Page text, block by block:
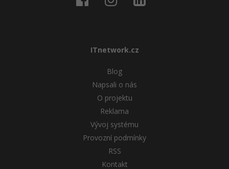
ITnetwork.cz
Blog
Napsali o nás
O projektu
Reklama
Vývoj systému
Provozní podmínky
RSS
Kontakt